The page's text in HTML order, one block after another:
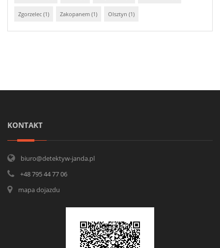
Zgorzelec (1) Zakopanem (1) Olsztyn (1)
KONTAKT
biuro@detektyw-janda.pl
+48 795 44 77 06
mapa dojazdu